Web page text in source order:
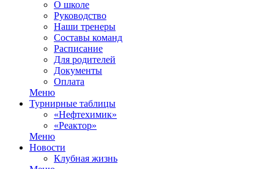
О школе
Руководство
Наши тренеры
Составы команд
Расписание
Для родителей
Документы
Оплата
Меню
Турнирные таблицы
«Нефтехимик»
«Реактор»
Меню
Новости
Клубная жизнь